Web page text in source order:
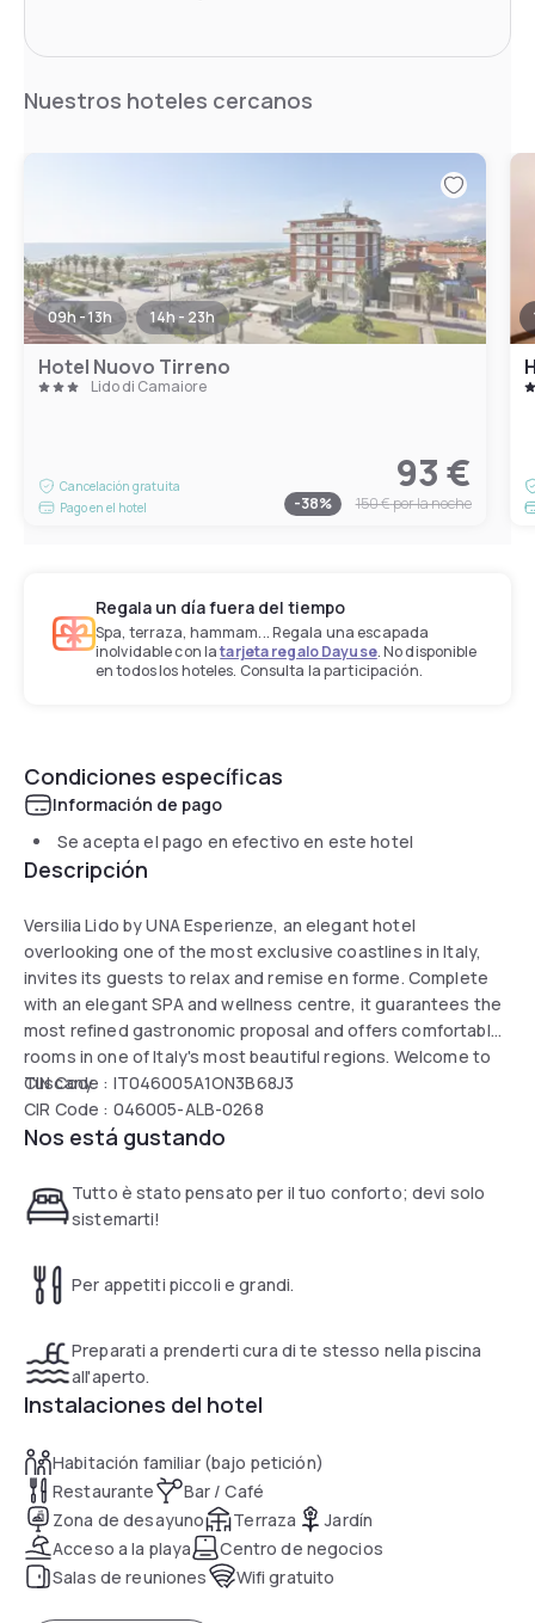
Nuestros hoteles cercanos
09h - 13h 14h - 23h
Hotel Nuovo Tirreno
Lido di Camaiore
Cancelación gratuita
Pago en el hotel
93 €
-38% 150 €por la noche
Regala un día fuera del tiempo
Spa, terraza, hammam... Regala una escapada
inolvidable con latarjeta regalo Dayuse. No disponible
en todos los hoteles. Consulta la participación.
Condiciones específicas
Información de pago
Se acepta el pago en efectivo en este hotel
Descripción
Versilia Lido by UNA Esperienze, an elegant hotel
overlooking one of the most exclusive coastlines in Italy,
invites its guests to relax and remise en forme. Complete
with an elegant SPA and wellness centre, it guarantees the
most refined gastronomic proposal and offers comfortable
rooms in one of Italy's most beautiful regions. Welcome to
Tuscany.
CIN Code : IT046005A1ON3B68J3
CIR Code : 046005-ALB-0268
Nos está gustando
Tutto è stato pensato per il tuo conforto; devi solo
sistemarti!
Per appetiti piccoli e grandi.
Preparati a prenderti cura di te stesso nella piscina
all'aperto.
Instalaciones del hotel
Habitación familiar (bajo petición)
Restaurante
Bar / Café
Zona de desayuno
Terraza
Jardín
Acceso a la playa
Centro de negocios
Salas de reuniones
Wifi gratuito